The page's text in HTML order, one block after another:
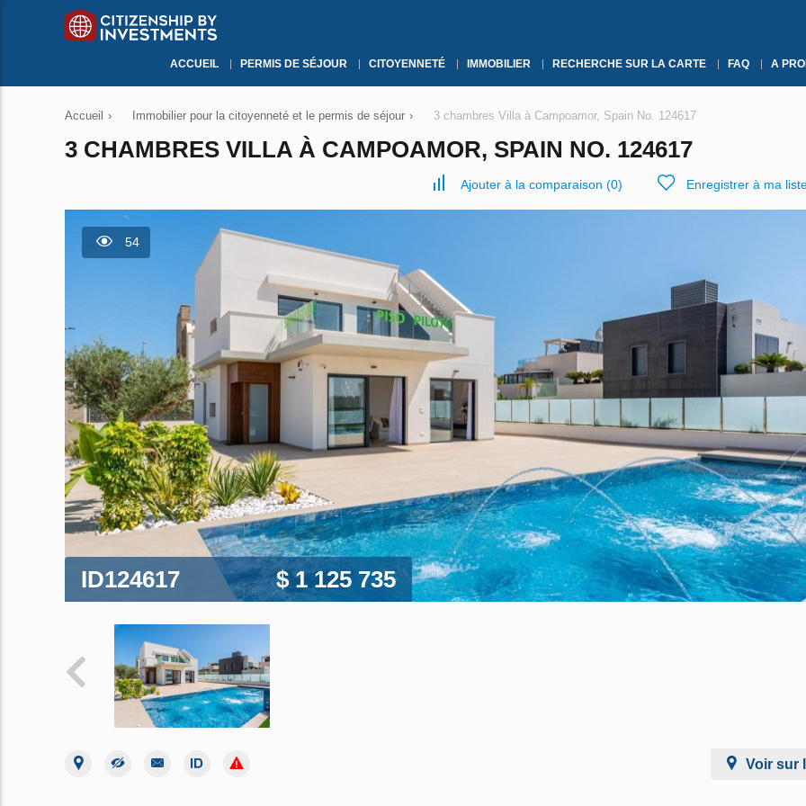
ACCUEIL PERMIS DE SÉJOUR CITOYENNETÉ IMMOBILIER RECHERCHE SUR LA CARTE FAQ A
Accueil › Immobilier pour la citoyenneté et le permis de séjour › 3 chambres Villa à Campoamor, Spain No. 124617
3 CHAMBRES VILLA À CAMPOAMOR, SPAIN NO. 124617
Ajouter à la comparaison (0) Enregistrer à ma
54
ID124617 $ 1 125 735
Voir sur